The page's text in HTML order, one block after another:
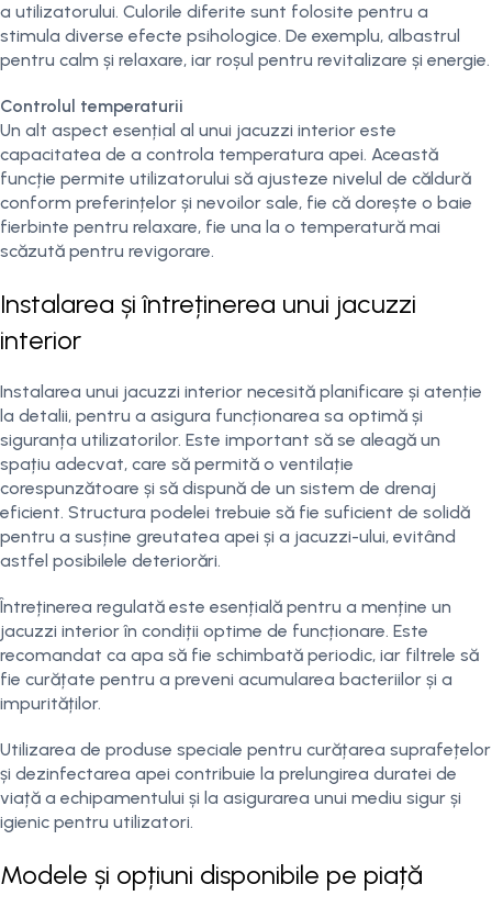
a utilizatorului. Culorile diferite sunt folosite pentru a
stimula diverse efecte psihologice. De exemplu, albastrul
pentru calm și relaxare, iar roșul pentru revitalizare și energie.
Controlul temperaturii
Un alt aspect esențial al unui jacuzzi interior este
capacitatea de a controla temperatura apei. Această
funcție permite utilizatorului să ajusteze nivelul de căldură
conform preferințelor și nevoilor sale, fie că dorește o baie
fierbinte pentru relaxare, fie una la o temperatură mai
scăzută pentru revigorare.
Instalarea și întreținerea unui jacuzzi
interior
Instalarea unui jacuzzi interior necesită planificare și atenție
la detalii, pentru a asigura funcționarea sa optimă și
siguranța utilizatorilor. Este important să se aleagă un
spațiu adecvat, care să permită o ventilație
corespunzătoare și să dispună de un sistem de drenaj
eficient. Structura podelei trebuie să fie suficient de solidă
pentru a susține greutatea apei și a jacuzzi-ului, evitând
astfel posibilele deteriorări.
Întreținerea regulată este esențială pentru a menține un
jacuzzi interior în condiții optime de funcționare. Este
recomandat ca apa să fie schimbată periodic, iar filtrele să
fie curățate pentru a preveni acumularea bacteriilor și a
impurităților.
Utilizarea de produse speciale pentru curățarea suprafețelor
și dezinfectarea apei contribuie la prelungirea duratei de
viață a echipamentului și la asigurarea unui mediu sigur și
igienic pentru utilizatori.
Modele și opțiuni disponibile pe piață